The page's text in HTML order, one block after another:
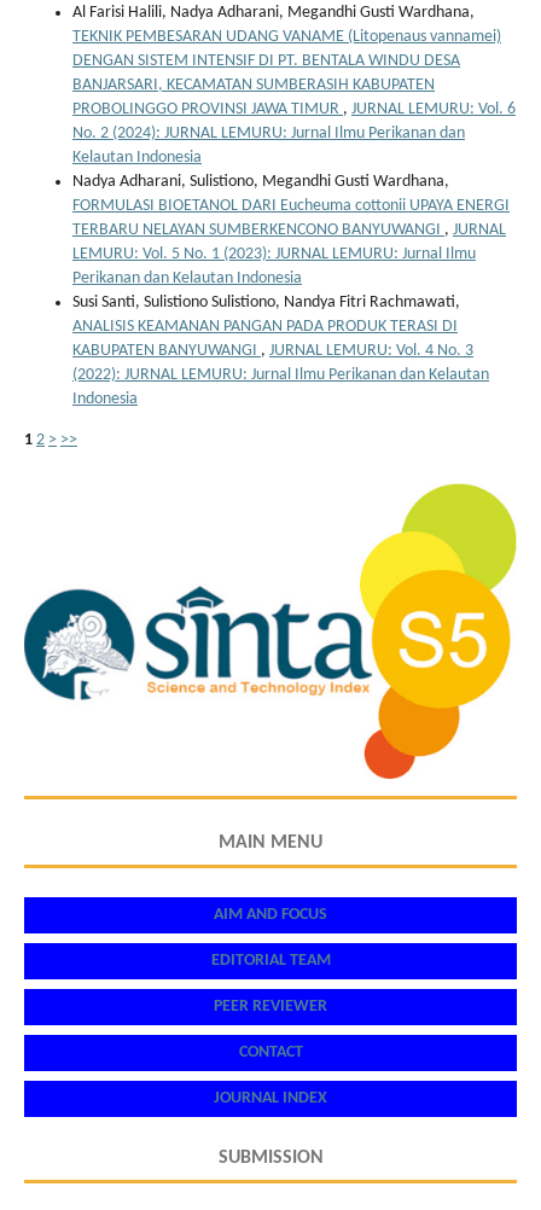
Al Farisi Halili, Nadya Adharani, Megandhi Gusti Wardhana,
TEKNIK PEMBESARAN UDANG VANAME (Litopenaus vannamei)
DENGAN SISTEM INTENSIF DI PT. BENTALA WINDU DESA
BANJARSARI, KECAMATAN SUMBERASIH KABUPATEN
PROBOLINGGO PROVINSI JAWA TIMUR , JURNAL LEMURU: Vol. 6
No. 2 (2024): JURNAL LEMURU: Jurnal Ilmu Perikanan dan
Kelautan Indonesia
Nadya Adharani, Sulistiono, Megandhi Gusti Wardhana,
FORMULASI BIOETANOL DARI Eucheuma cottonii UPAYA ENERGI
TERBARU NELAYAN SUMBERKENCONO BANYUWANGI , JURNAL
LEMURU: Vol. 5 No. 1 (2023): JURNAL LEMURU: Jurnal Ilmu
Perikanan dan Kelautan Indonesia
Susi Santi, Sulistiono Sulistiono, Nandya Fitri Rachmawati,
ANALISIS KEAMANAN PANGAN PADA PRODUK TERASI DI
KABUPATEN BANYUWANGI , JURNAL LEMURU: Vol. 4 No. 3
(2022): JURNAL LEMURU: Jurnal Ilmu Perikanan dan Kelautan
Indonesia
1 2 > >>
MAIN MENU
AIM AND FOCUS
EDITORIAL TEAM
PEER REVIEWER
CONTACT
JOURNAL INDEX
SUBMISSION